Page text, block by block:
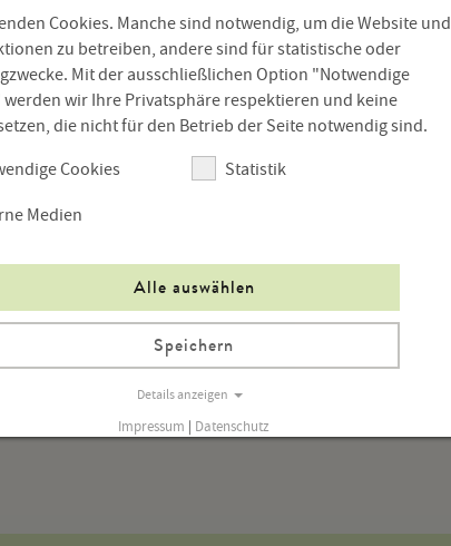
Cookies. Manche sind notwendig, um die Website und
zu betreiben, andere sind für statistische oder
Mit der ausschließlichen Option "Notwendige
werden wir Ihre Privatsphäre respektieren und keine
die nicht für den Betrieb der Seite notwendig sind.
Cookies
Statistik
Medien
Alle auswählen
Speichern
Details anzeigen
Impressum | Datenschutz